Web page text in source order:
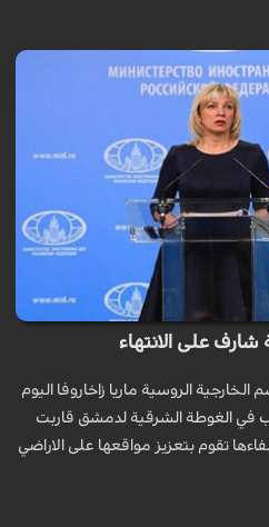
شارف على الانتهاء
الروسية ماريا زاخاروفا اليوم
في الغوطة الشرقية لدمشق قاربت
تقوم بتعزيز مواقعها على الاراضي